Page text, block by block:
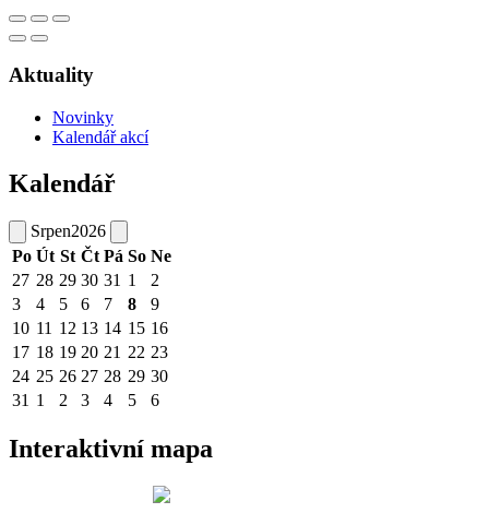
Aktuality
Novinky
Kalendář akcí
Kalendář
Srpen2026
Po Út St Čt Pá So Ne
27 28 29 30 31 1
2
3
4 5 6 7 8
9
10 11 12 13 14 15 16
17 18 19 20 21 22 23
24 25 26 27 28 29 30
31 1 2 3 4 5 6
Interaktivní mapa